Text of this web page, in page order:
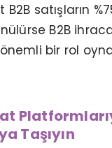
satışların
B2B
bir rol
Taşıyın